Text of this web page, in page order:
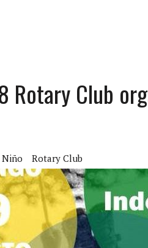
Rotary Club
Rotary Club